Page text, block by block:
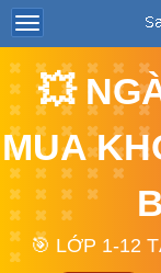
💥
MUA
🎯 LỚP 1-12